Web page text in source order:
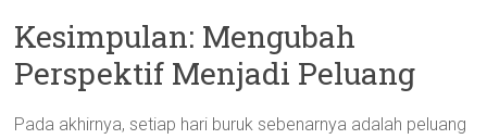
Kesimpulan: Mengubah
Perspektif Menjadi Peluang
Pada akhirnya, setiap hari buruk sebenarnya adalah peluang